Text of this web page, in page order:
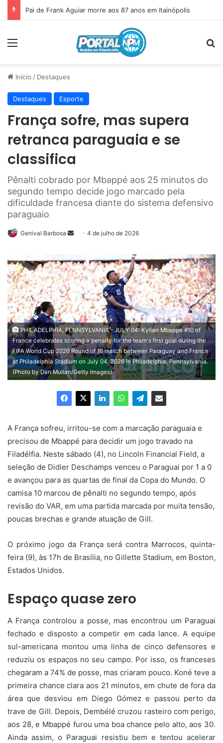
Pai de Frank Aguiar morre aos 87 anos em Itainópolis
Início / Destaques
Destaques Esporte
França sofre, mas supera
retranca paraguaia e se
classifica
Pênalti cobrado por Mbappé aos 25 minutos do
segundo tempo decide jogo marcado pela
dificuldade francesa diante do sistema defensivo
paraguaio
Genival Barbosa
Mande
mail
4 de julho de 2026
PHILADELPHIA, PENNSYLVANIA - JULY 04: Kylian Mbappe #10 of
France celebrates scoring a penalty for the team's first goal during the
FIFA World Cup 2026 Round of 16 match between Paraguay and France
at Philadelphia Stadium on July 04, 2026 in Philadelphia, Pennsylvania.
(Photo by Dan Mullan/Getty Images)
A França sofreu, irritou-se com a marcação paraguaia e
precisou de Mbappé para decidir um jogo travado na
Filadélfia. Neste sábado (4), no Lincoln Financial Field, a
seleção de Didier Deschamps venceu o Paraguai por 1 a 0
e avançou para as quartas de final da Copa do Mundo. O
camisa 10 marcou de pênalti no segundo tempo, após
revisão do VAR, em uma partida marcada por muita tensão,
poucas brechas e grande atuação de Gill.
O próximo jogo da França será contra Marrocos, quinta-
feira (9), às 17h de Brasília, no Gillette Stadium, em Boston,
Estados Unidos.
Espaço quase zero
A França controlou a posse, mas encontrou um Paraguai
fechado e disposto a competir em cada lance. A equipe
sul-americana montou uma linha de cinco defensores e
reduziu os espaços no seu campo. Por isso, os franceses
chegaram a 74% de posse, mas criaram pouco. Koné teve a
primeira chance clara aos 21 minutos, em chute de fora da
área que desviou em Diego Gómez e passou perto da
trave de Gill. Depois, Dembélé cruzou rasteiro com perigo,
aos 28, e Mbappé furou uma boa chance pelo alto, aos 30.
Ainda assim, o Paraguai resistiu bem e tentou acelerar